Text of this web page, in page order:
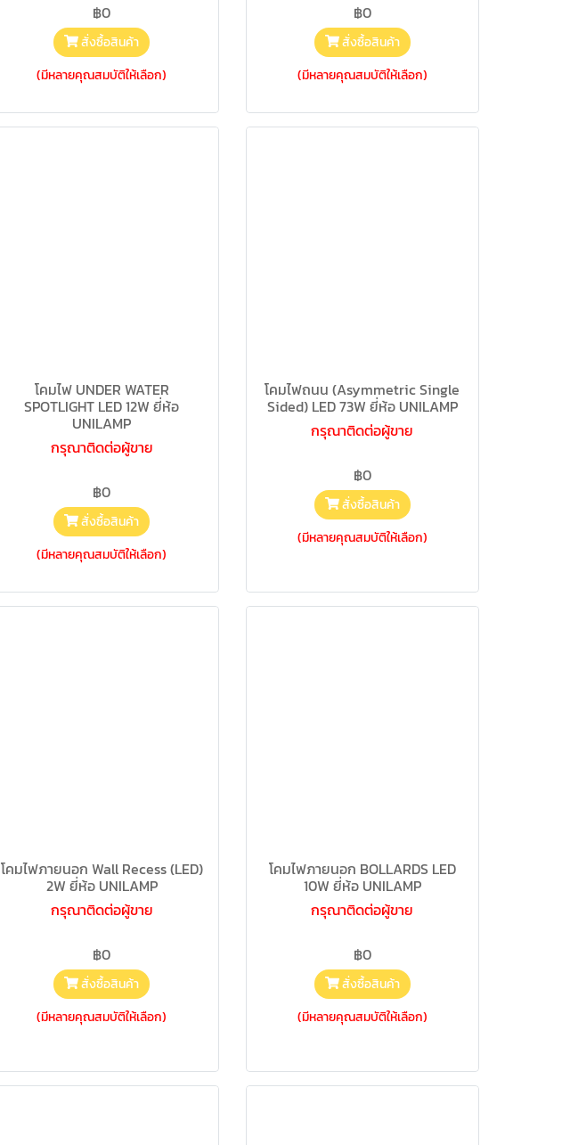
฿0
สั่งซื้อสินค้า
(มีหลายคุณสมบัติให้เลือก)
฿0
สั่งซื้อสินค้า
(มีหลายคุณสมบัติให้เลือก)
โคมไฟ UNDER WATER
SPOTLIGHT LED 12W ยี่ห้อ
UNILAMP
กรุณาติดต่อผู้ขาย
฿0
สั่งซื้อสินค้า
(มีหลายคุณสมบัติให้เลือก)
โคมไฟถนน (Asymmetric Single
Sided) LED 73W ยี่ห้อ UNILAMP
กรุณาติดต่อผู้ขาย
฿0
สั่งซื้อสินค้า
(มีหลายคุณสมบัติให้เลือก)
โคมไฟภายนอก Wall Recess (LED)
2W ยี่ห้อ UNILAMP
กรุณาติดต่อผู้ขาย
฿0
สั่งซื้อสินค้า
(มีหลายคุณสมบัติให้เลือก)
โคมไฟภายนอก BOLLARDS LED
10W ยี่ห้อ UNILAMP
กรุณาติดต่อผู้ขาย
฿0
สั่งซื้อสินค้า
(มีหลายคุณสมบัติให้เลือก)